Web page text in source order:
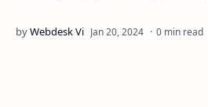
0 min read